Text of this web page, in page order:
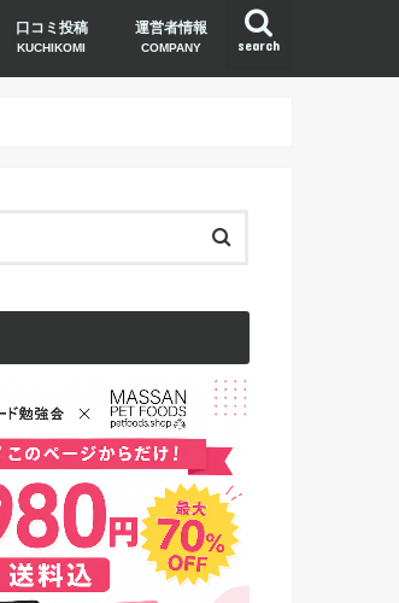
search
口コミ投稿
KUCHIKOMI
運営者情報
COMPANY